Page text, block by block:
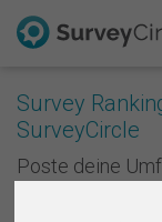
Survey
SurveyCircle
Poste deine